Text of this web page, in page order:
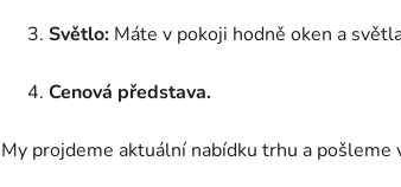
Světlo: Máte v pokoji hodně oken a
Cenová představa.
My projdeme aktuální nabídku trhu a